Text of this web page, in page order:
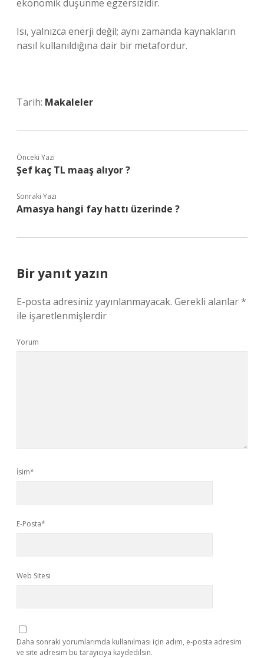
ekonomik düşünme egzersizidir.
Isı, yalnızca enerji değil; aynı zamanda kaynakların
nasıl kullanıldığına dair bir metafordur.
Tarih: Makaleler
Önceki Yazı
Şef kaç TL maaş alıyor ?
Sonraki Yazı
Amasya hangi fay hattı üzerinde ?
Bir yanıt yazın
E-posta adresiniz yayınlanmayacak. Gerekli alanlar*
ile işaretlenmişlerdir
Yorum
İsim*
E-Posta*
Web Sitesi
Daha sonraki yorumlarımda kullanılması için adım, e-posta adresim
ve site adresim bu tarayıcıya kaydedilsin.